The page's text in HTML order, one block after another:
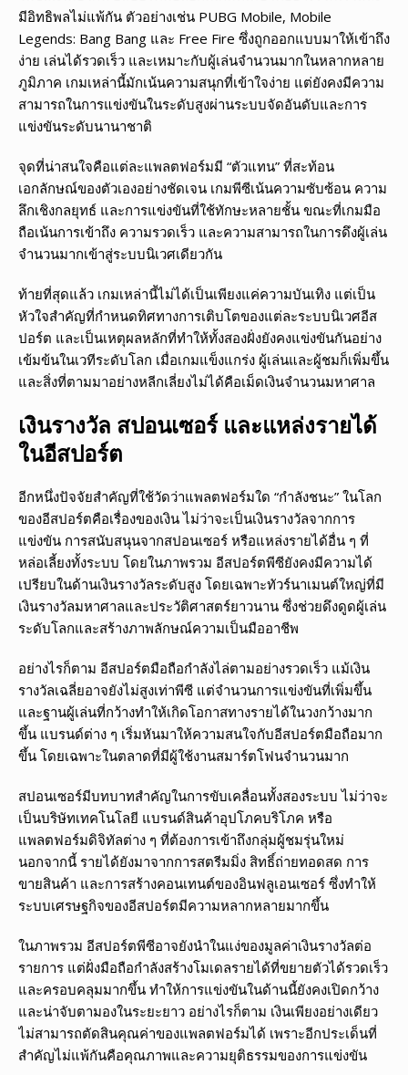
มีอิทธิพลไม่แพ้กัน ตัวอย่างเช่น PUBG Mobile, Mobile
Legends: Bang Bang และ Free Fire ซึ่งถูกออกแบบมาให้เข้าถึง
ง่าย เล่นได้รวดเร็ว และเหมาะกับผู้เล่นจำนวนมากในหลากหลาย
ภูมิภาค เกมเหล่านี้มักเน้นความสนุกที่เข้าใจง่าย แต่ยังคงมีความ
สามารถในการแข่งขันในระดับสูงผ่านระบบจัดอันดับและการ
แข่งขันระดับนานาชาติ
จุดที่น่าสนใจคือแต่ละแพลตฟอร์มมี “ตัวแทน” ที่สะท้อน
เอกลักษณ์ของตัวเองอย่างชัดเจน เกมพีซีเน้นความซับซ้อน ความ
ลึกเชิงกลยุทธ์ และการแข่งขันที่ใช้ทักษะหลายชั้น ขณะที่เกมมือ
ถือเน้นการเข้าถึง ความรวดเร็ว และความสามารถในการดึงผู้เล่น
จำนวนมากเข้าสู่ระบบนิเวศเดียวกัน
ท้ายที่สุดแล้ว เกมเหล่านี้ไม่ได้เป็นเพียงแค่ความบันเทิง แต่เป็น
หัวใจสำคัญที่กำหนดทิศทางการเติบโตของแต่ละระบบนิเวศอีส
ปอร์ต และเป็นเหตุผลหลักที่ทำให้ทั้งสองฝั่งยังคงแข่งขันกันอย่าง
เข้มข้นในเวทีระดับโลก เมื่อเกมแข็งแกร่ง ผู้เล่นและผู้ชมก็เพิ่มขึ้น
และสิ่งที่ตามมาอย่างหลีกเลี่ยงไม่ได้คือเม็ดเงินจำนวนมหาศาล
เงินรางวัล สปอนเซอร์ และแหล่งรายได้
ในอีสปอร์ต
อีกหนึ่งปัจจัยสำคัญที่ใช้วัดว่าแพลตฟอร์มใด “กำลังชนะ” ในโลก
ของอีสปอร์ตคือเรื่องของเงิน ไม่ว่าจะเป็นเงินรางวัลจากการ
แข่งขัน การสนับสนุนจากสปอนเซอร์ หรือแหล่งรายได้อื่น ๆ ที่
หล่อเลี้ยงทั้งระบบ โดยในภาพรวม อีสปอร์ตพีซียังคงมีความได้
เปรียบในด้านเงินรางวัลระดับสูง โดยเฉพาะทัวร์นาเมนต์ใหญ่ที่มี
เงินรางวัลมหาศาลและประวัติศาสตร์ยาวนาน ซึ่งช่วยดึงดูดผู้เล่น
ระดับโลกและสร้างภาพลักษณ์ความเป็นมืออาชีพ
อย่างไรก็ตาม อีสปอร์ตมือถือกำลังไล่ตามอย่างรวดเร็ว แม้เงิน
รางวัลเฉลี่ยอาจยังไม่สูงเท่าพีซี แต่จำนวนการแข่งขันที่เพิ่มขึ้น
และฐานผู้เล่นที่กว้างทำให้เกิดโอกาสทางรายได้ในวงกว้างมาก
ขึ้น แบรนด์ต่าง ๆ เริ่มหันมาให้ความสนใจกับอีสปอร์ตมือถือมาก
ขึ้น โดยเฉพาะในตลาดที่มีผู้ใช้งานสมาร์ตโฟนจำนวนมาก
สปอนเซอร์มีบทบาทสำคัญในการขับเคลื่อนทั้งสองระบบ ไม่ว่าจะ
เป็นบริษัทเทคโนโลยี แบรนด์สินค้าอุปโภคบริโภค หรือ
แพลตฟอร์มดิจิทัลต่าง ๆ ที่ต้องการเข้าถึงกลุ่มผู้ชมรุ่นใหม่
นอกจากนี้ รายได้ยังมาจากการสตรีมมิ่ง สิทธิ์ถ่ายทอดสด การ
ขายสินค้า และการสร้างคอนเทนต์ของอินฟลูเอนเซอร์ ซึ่งทำให้
ระบบเศรษฐกิจของอีสปอร์ตมีความหลากหลายมากขึ้น
ในภาพรวม อีสปอร์ตพีซีอาจยังนำในแง่ของมูลค่าเงินรางวัลต่อ
รายการ แต่ฝั่งมือถือกำลังสร้างโมเดลรายได้ที่ขยายตัวได้รวดเร็ว
และครอบคลุมมากขึ้น ทำให้การแข่งขันในด้านนี้ยังคงเปิดกว้าง
และน่าจับตามองในระยะยาว อย่างไรก็ตาม เงินเพียงอย่างเดียว
ไม่สามารถตัดสินคุณค่าของแพลตฟอร์มได้ เพราะอีกประเด็นที่
สำคัญไม่แพ้กันคือคุณภาพและความยุติธรรมของการแข่งขัน